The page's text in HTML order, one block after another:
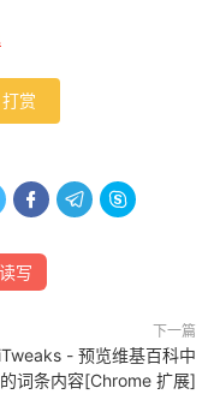
打赏
  
读写
下一篇
- 预览维基百科中
词条内容[Chrome 扩展]